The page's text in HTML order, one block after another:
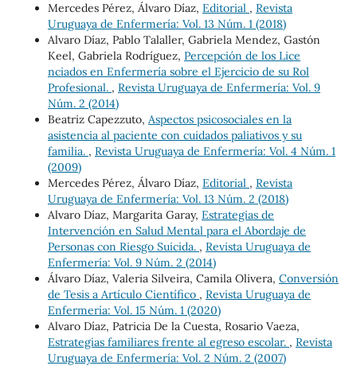
Mercedes Pérez, Álvaro Díaz, Editorial , Revista
Uruguaya de Enfermería: Vol. 13 Núm. 1 (2018)
Alvaro Díaz, Pablo Talaller, Gabriela Mendez, Gastón
Keel, Gabriela Rodríguez, Percepción de los Lice
nciados en Enfermería sobre el Ejercicio de su Rol
Profesional. , Revista Uruguaya de Enfermería: Vol. 9
Núm. 2 (2014)
Beatriz Capezzuto, Aspectos psicosociales en la
asistencia al paciente con cuidados paliativos y su
familia. , Revista Uruguaya de Enfermería: Vol. 4 Núm. 1
(2009)
Mercedes Pérez, Álvaro Díaz, Editorial , Revista
Uruguaya de Enfermería: Vol. 13 Núm. 2 (2018)
Alvaro Díaz, Margarita Garay, Estrategias de
Intervención en Salud Mental para el Abordaje de
Personas con Riesgo Suicida. , Revista Uruguaya de
Enfermería: Vol. 9 Núm. 2 (2014)
Álvaro Díaz, Valeria Silveira, Camila Olivera, Conversión
de Tesis a Artículo Científico , Revista Uruguaya de
Enfermería: Vol. 15 Núm. 1 (2020)
Alvaro Díaz, Patricia De la Cuesta, Rosario Vaeza,
Estrategias familiares frente al egreso escolar. , Revista
Uruguaya de Enfermería: Vol. 2 Núm. 2 (2007)